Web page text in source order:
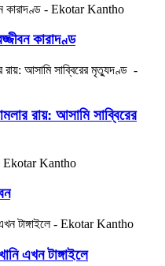
কারাদণ্ড
রায়: আসামি সাব্বিরের
এখন টাঙ্গাইলে